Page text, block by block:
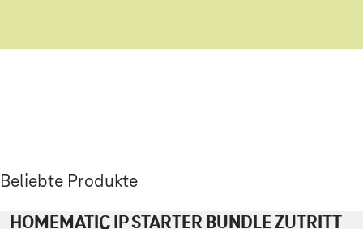
Beliebte Produkte
HOMEMATIC IP STARTER BUNDLE ZUTRITT